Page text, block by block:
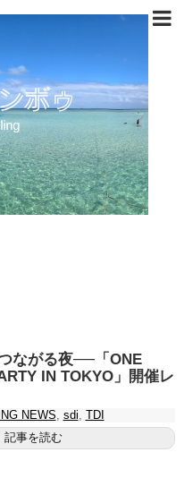
ながる夜──「ONE
IN TOKYO」開催レ
NEWS sdi TDI
記事を読む